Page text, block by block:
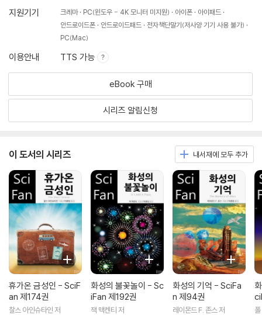
지원기기
크레마 PC(윈도우 - 4K 모니터 미지원) 아이폰
아이패드
안드로이드폰
안드로이드패드
전자책단말기(저사양 기기 사용 불가)
PC(Mac)
이용안내 TTS 가능
eBook 구매
시리즈 알림신청
이 도서의 시리즈 내서재에 모두 추가
휴가온 금성인 - SciF
an 제174권
찰스 아인슈타인 저
화성의 불꽃놀이 - Sc
iFan 제192권
잭 맥켄티 저
화성의 기억 - SciFa
n 제94권
레이몬드 F. 존스 저 폴